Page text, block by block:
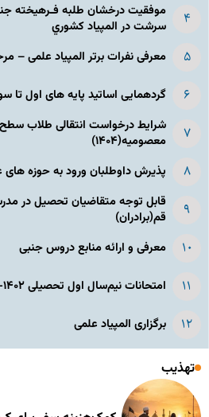
موفقیت درخشان طلبه فـرهیخته
سرشت در المپياد كشوري
معرفی نفرات برتر المپیاد علمی –
گردهمایی اساتید پایه های اول تا
شرایط درخواست انتقالی طلاب
معصومیه(۱۴۰۴)
پذیرش داوطلبان ورود به حوزه های علمیه
قابل توجه متقاضیان تحصیل در
قم(برادران)
معرفی و ارائه منابع دروس جنبی
امتحانات نیم‌سال اول تحصیلی ۱۴۰۲-۱۴۰۱
برگزاری المپیاد علمی
تهذیب